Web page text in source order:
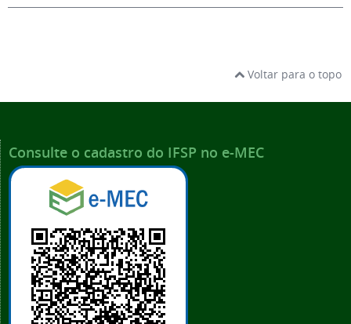
Voltar para o topo
Consulte o cadastro do IFSP no e-MEC